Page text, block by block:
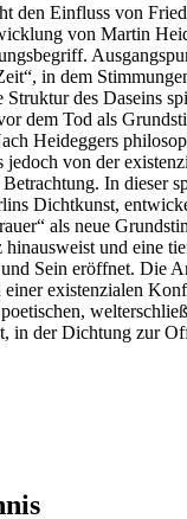
den Einfluss von
von Martin
in dem
des Daseins
dem Tod als
Heideggers
jedoch von der
In dieser
Dichtkunst,
als neue
und eine
Sein eröffnet. Die
existenzialen
in der Dichtung zur